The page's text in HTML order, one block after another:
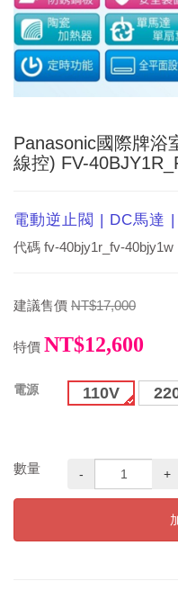
Panasonic國際牌浴
線控) FV-
電動逆止閥 | DC馬達
代碼 fv-40bjy1r_fv-40bjy1w
建議售價 NT$17,000
特價 NT$12,600
電源 110V
數量 - +